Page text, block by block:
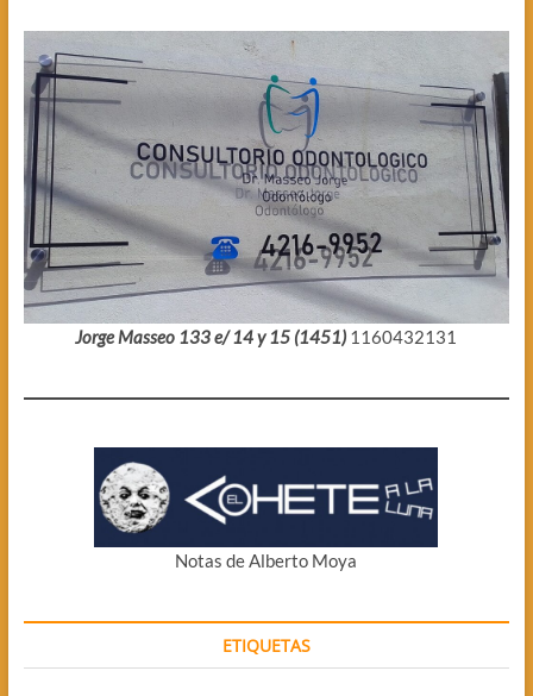
Jorge Masseo 133 e/ 14 y 15 (1451) 1160432131
Notas de Alberto Moya
ETIQUETAS